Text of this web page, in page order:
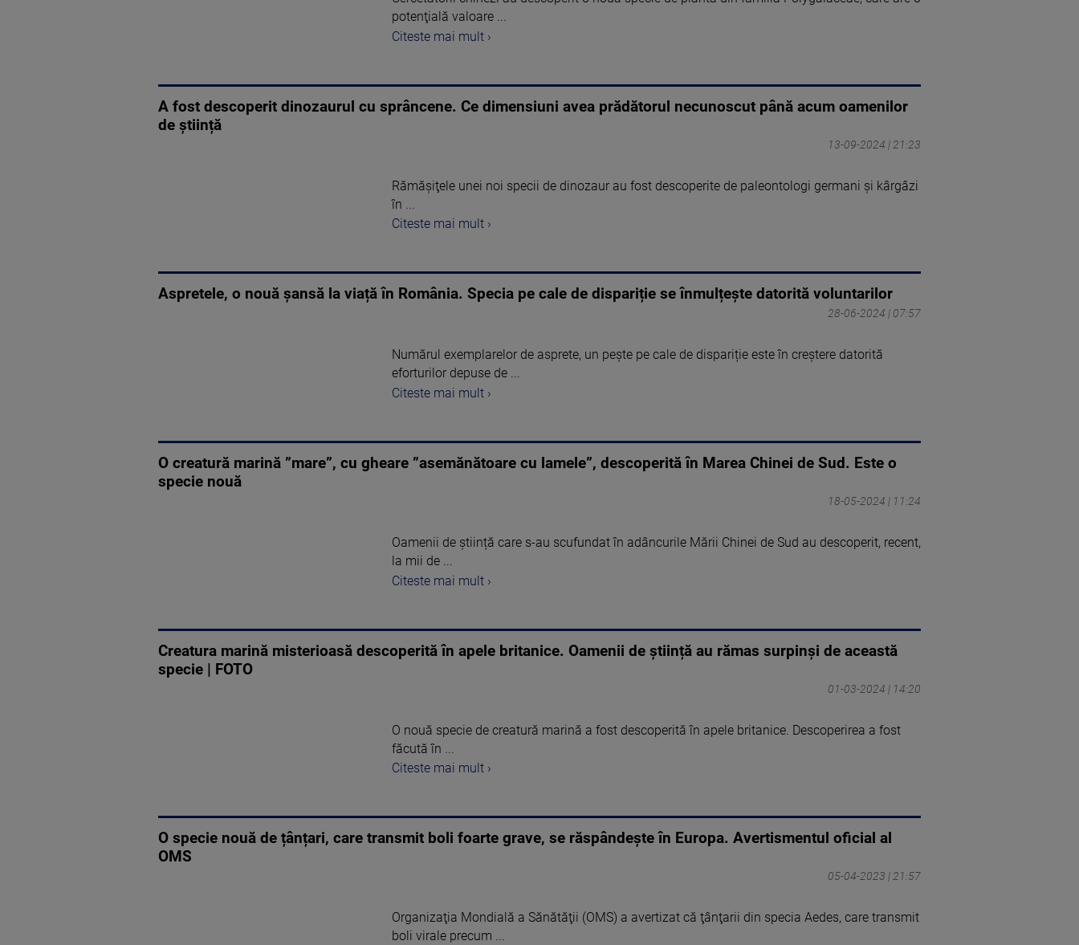
potenţială valoare ...
Citeste mai mult ›
A fost descoperit dinozaurul cu sprâncene. Ce dimensiuni avea prădătorul necunoscut până acum oamenilor
de știință
13-09-2024 | 21:23
Rămăşiţele unei noi specii de dinozaur au fost descoperite de paleontologi germani şi kârgâzi
în ...
Citeste mai mult ›
Aspretele, o nouă șansă la viață în România. Specia pe cale de dispariție se înmulțește datorită voluntarilor
28-06-2024 | 07:57
Numărul exemplarelor de asprete, un pește pe cale de dispariție este în creștere datorită
eforturilor depuse de ...
Citeste mai mult ›
O creatură marină ”mare”, cu gheare ”asemănătoare cu lamele”, descoperită în Marea Chinei de Sud. Este o
specie nouă
18-05-2024 | 11:24
Oamenii de știință care s-au scufundat în adâncurile Mării Chinei de Sud au descoperit, recent,
la mii de ...
Citeste mai mult ›
Creatura marină misterioasă descoperită în apele britanice. Oamenii de știință au rămas surpinși de această
specie | FOTO
01-03-2024 | 14:20
O nouă specie de creatură marină a fost descoperită în apele britanice. Descoperirea a fost
făcută în ...
Citeste mai mult ›
O specie nouă de țânțari, care transmit boli foarte grave, se răspândește în Europa. Avertismentul oficial al
OMS
05-04-2023 | 21:57
Organizaţia Mondială a Sănătăţii (OMS) a avertizat că ţânţarii din specia Aedes, care transmit
boli virale precum ...